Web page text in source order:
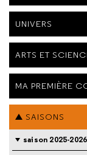
UNIVERS
ARTS ET
MA PREMIÈRE
SAISONS
saison 2025-2026